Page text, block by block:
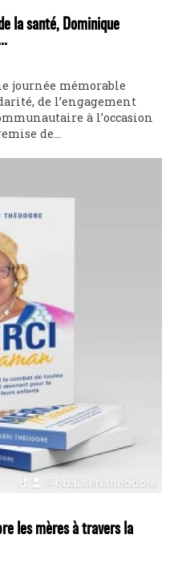
la santé, Dominique
journée mémorable
de l’engagement
à l’occasion
de...
les mères à travers la